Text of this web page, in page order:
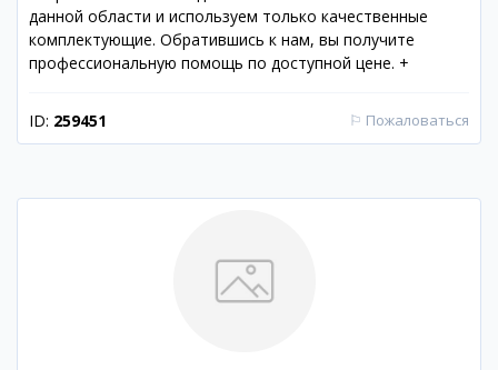
данной области и используем только качественные
комплектующие. Обратившись к нам, вы получите
профессиональную помощь по доступной цене. +
ID: 259451 ⚐ Пожаловаться